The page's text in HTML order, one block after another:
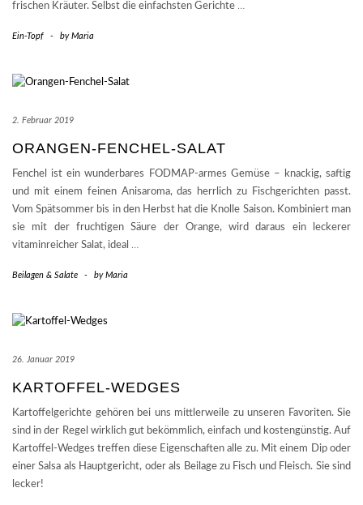
frischen Kräuter. Selbst die einfachsten Gerichte …
Ein-Topf - byMaria
2. Februar 2019
ORANGEN-FENCHEL-SALAT
Fenchel ist ein wunderbares FODMAP-armes Gemüse – knackig, saftig
und mit einem feinen Anisaroma, das herrlich zu Fischgerichten passt.
Vom Spätsommer bis in den Herbst hat die Knolle Saison. Kombiniert man
sie mit der fruchtigen Säure der Orange, wird daraus ein leckerer
vitaminreicher Salat, ideal …
Beilagen & Salate - byMaria
26. Januar 2019
KARTOFFEL-WEDGES
Kartoffelgerichte gehören bei uns mittlerweile zu unseren Favoriten. Sie
sind in der Regel wirklich gut bekömmlich, einfach und kostengünstig. Auf
Kartoffel-Wedges treffen diese Eigenschaften alle zu. Mit einem Dip oder
einer Salsa als Hauptgericht, oder als Beilage zu Fisch und Fleisch. Sie sind
lecker!